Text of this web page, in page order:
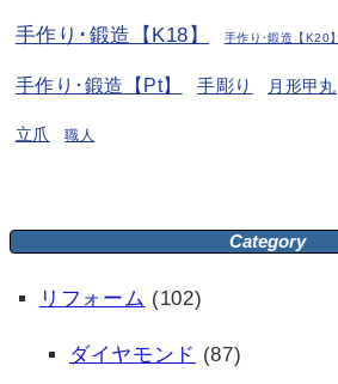
手作り･鍛造【K18】 手作り･鍛造【K20】
手作り･鍛造【Pt】 手彫り 月形甲丸
立爪 職人
Category
リフォーム (102)
ダイヤモンド (87)